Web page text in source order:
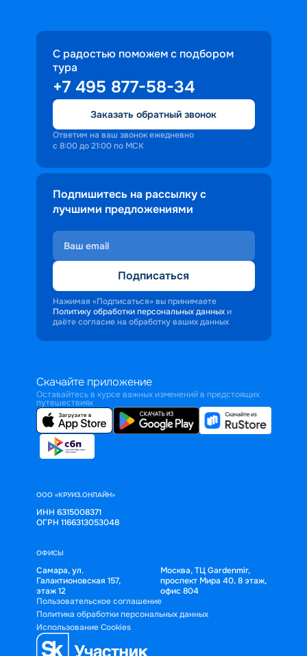
С радостью поможем с подбором
тура
+7 495 877-58-34
Заказать обратный звонок
Ответим на ваш звонок ежедневно
с 8:00 до 21:00 по МСК
Подпишитесь на рассылку с
лучшими предложениями
Подписаться
Нажимая «Подписаться» вы принимаете
Политику обработки персональных данных и
даёте согласие на обработку ваших данных
Скачайте приложение
Оставайтесь в курсе важных изменений в предстоящих
путешествиях
ООО «КРУИЗ.ОНЛАЙН»
ИНН 6315008371
ОГРН 1166313053048
ОФИСЫ
Самара, ул.
Галактионовская 157,
этаж 12
Москва, ТЦ Gardenmir,
проспект Мира 40, 8 этаж,
офис 804
Пользовательское соглашение
Политика обработки персональных данных
Использование Cookies